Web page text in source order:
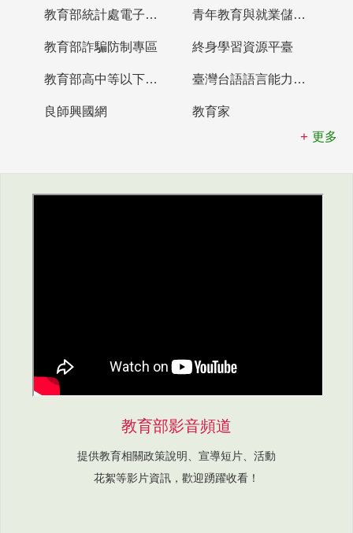
教育部統計處電子書櫃 青年教育與就業儲蓄帳戶
教育部詐騙防制專區 終身學習資源平臺
教育部高中等以下學校及幼兒園教師資格檢定考試 臺灣台語語言能力認證網站
良師興國網
教育家
更多
教育部影音頻道
提供教育相關政策說明、宣導短片、活動
花絮等影片資訊，歡迎踴躍收看！